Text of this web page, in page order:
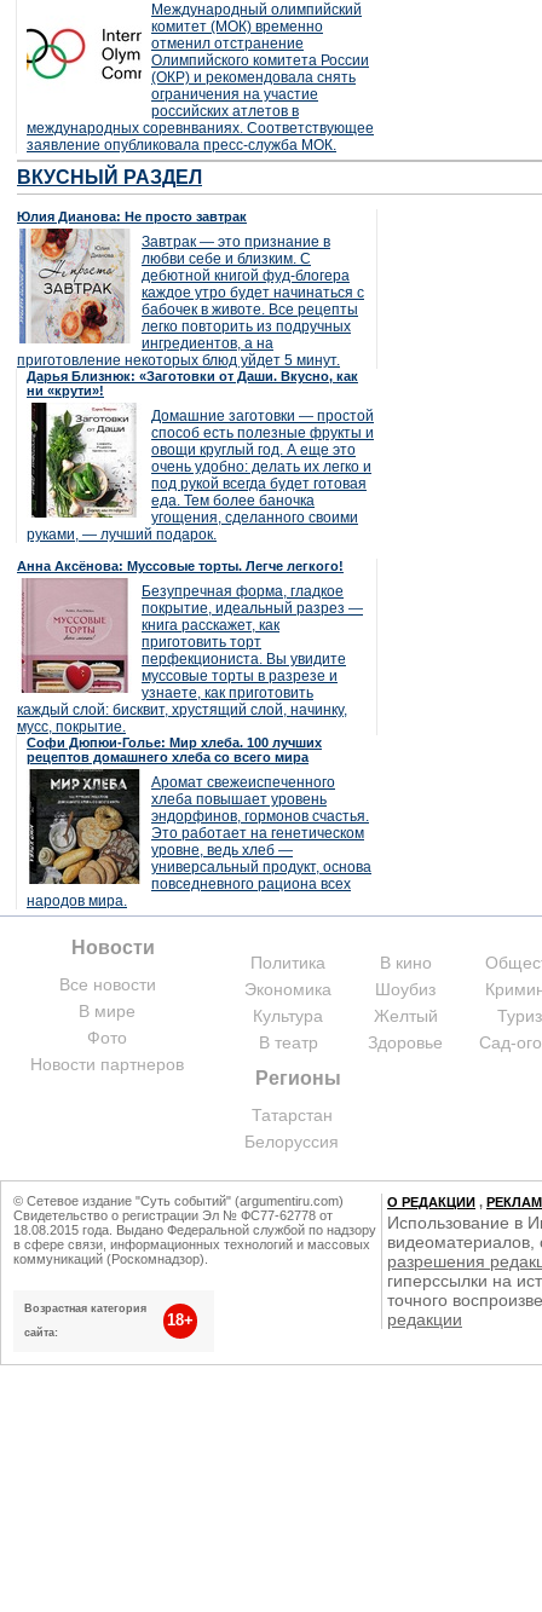
Международный олимпийский
комитет (МОК) временно
отменил отстранение
Олимпийского комитета России
(ОКР) и рекомендовала снять
ограничения на участие
российских атлетов в
международных соревнваниях. Соответствующее
заявление опубликовала пресс-служба МОК.
ВКУСНЫЙ РАЗДЕЛ
Юлия Дианова: Не просто завтрак
Завтрак — это признание в
любви себе и близким. С
дебютной книгой фуд-блогера
каждое утро будет начинаться с
бабочек в животе. Все рецепты
легко повторить из подручных
ингредиентов, а на
приготовление некоторых блюд уйдет 5 минут.
Дарья Близнюк: «Заготовки от Даши. Вкусно, как
ни «крути»!
Домашние заготовки — простой
способ есть полезные фрукты и
овощи круглый год. А еще это
очень удобно: делать их легко и
под рукой всегда будет готовая
еда. Тем более баночка
угощения, сделанного своими
руками, — лучший подарок.
Анна Аксёнова: Муссовые торты. Легче легкого!
Безупречная форма, гладкое
покрытие, идеальный разрез —
книга расскажет, как
приготовить торт
перфекциониста. Вы увидите
муссовые торты в разрезе и
узнаете, как приготовить
каждый слой: бисквит, хрустящий слой, начинку,
мусс, покрытие.
Софи Дюпюи-Голье: Мир хлеба. 100 лучших
рецептов домашнего хлеба со всего мира
Аромат свежеиспеченного
хлеба повышает уровень
эндорфинов, гормонов счастья.
Это работает на генетическом
уровне, ведь хлеб —
универсальный продукт, основа
повседневного рациона всех
народов мира.
Новости
Все новости
В мире
Фото
Новости партнеров
Политика
Экономика
Культура
В театр
В кино
Шоубиз
Желтый
Здоровье
Сад-
Регионы
Татарстан
Белоруссия
© Сетевое издание "Суть событий" (argumentiru.com)
Свидетельство о регистрации Эл № ФС77-62778 от
18.08.2015 года. Выдано Федеральной службой по надзору
в сфере связи, информационных технологий и массовых
коммуникаций (Роскомнадзор).
Возрастная категория
сайта:
18+
О РЕДАКЦИИ ,
Использование в
видеоматериалов,
разрешения
гиперссылки на
точного
редакции